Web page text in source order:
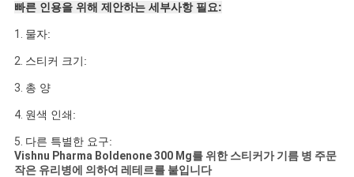
빠른 인용을 위해 제안하는 세부사항 필요:
1. 물자:
2. 스티커 크기:
3. 총 양
4. 원색 인쇄:
5. 다른 특별한 요구:
Vishnu Pharma Boldenone 300 Mg를 위한 스티커가 기름 병 주문
작은 유리병에 의하여 레테르를 붙입니다